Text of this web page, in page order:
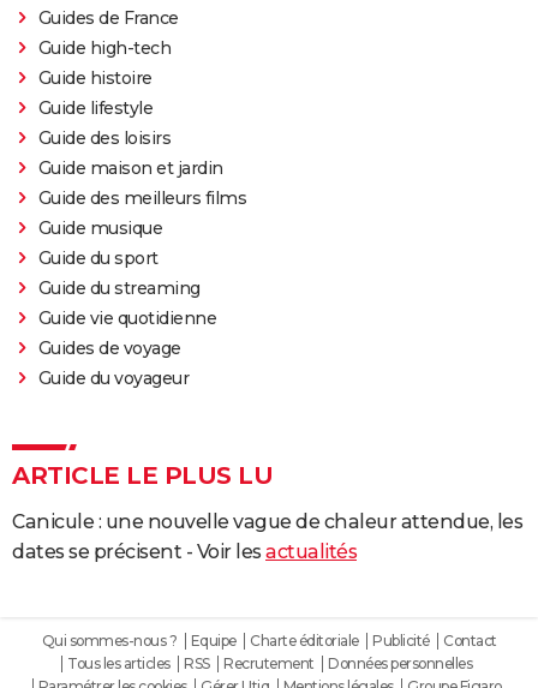
Guides de France
Guide high-tech
Guide histoire
Guide lifestyle
Guide des loisirs
Guide maison et jardin
Guide des meilleurs films
Guide musique
Guide du sport
Guide du streaming
Guide vie quotidienne
Guides de voyage
Guide du voyageur
ARTICLE LE PLUS LU
Canicule : une nouvelle vague de chaleur attendue, les
dates se précisent - Voir les actualités
Qui sommes-nous ? Equipe Charte éditoriale Publicité
Contact
Tous les articles
RSS Recrutement
Données personnelles